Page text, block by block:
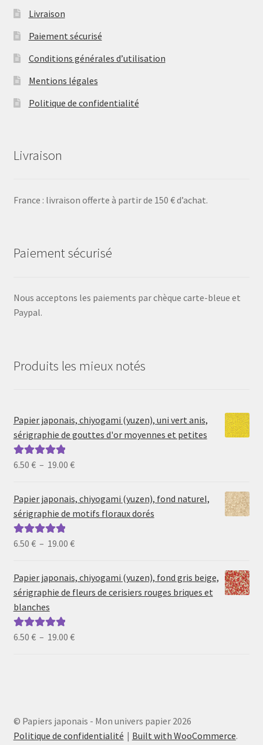
Livraison
Paiement sécurisé
Conditions générales d’utilisation
Mentions légales
Politique de confidentialité
Livraison
France : livraison offerte à partir de 150 € d’achat.
Paiement sécurisé
Nous acceptons les paiements par chèque carte-bleue et
Paypal.
Produits les mieux notés
Papier japonais, chiyogami (yuzen), uni vert anis,
sérigraphie de gouttes d'or moyennes et petites
Note5.00sur
6.50 € – 19.00 €Plage
prix :
6.50 €
Papier japonais, chiyogami (yuzen), fond naturel,
sérigraphie de motifs floraux dorés
Note5.00sur
6.50 € – 19.00 €Plage
prix :
6.50 €
Papier japonais, chiyogami (yuzen), fond gris beige,
sérigraphie de fleurs de cerisiers rouges briques et
blanches
Note5.00sur
6.50 € – 19.00 €Plage
© Papiers japonais - Mon univers papier 2026
Politique de confidentialité
Built with WooCommerce.